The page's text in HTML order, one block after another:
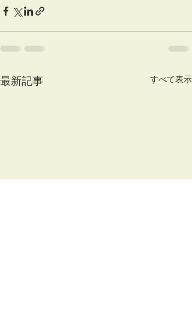
最新記事 すべて表示